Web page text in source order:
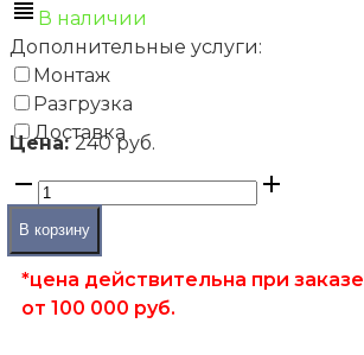
В наличии
Дополнительные услуги:
Монтаж
Разгрузка
Доставка
Цена:240 руб.
В корзину
*цена действительна при заказе
от 100 000 руб.